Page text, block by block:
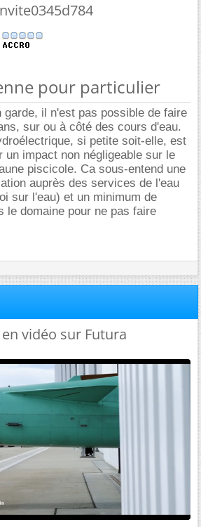
pour particulier
garde, il n'est pas possible de faire
sur ou à côté des cours d'eau.
si petite soit-elle, est
un impact non négligeable sur le
piscicole. Ca sous-entend une
auprès des services de l'eau
sur l'eau) et un minimum de
le domaine pour ne pas faire
vidéo sur Futura